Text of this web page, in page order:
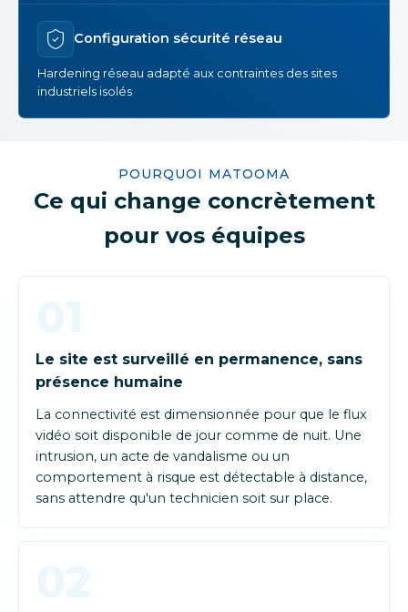
Configuration sécurité réseau
Hardening réseau adapté aux contraintes des sites
industriels isolés
POURQUOI MATOOMA
Ce qui change concrètement
pour vos équipes
Le site est surveillé en permanence, sans
présence humaine
La connectivité est dimensionnée pour que le flux
vidéo soit disponible de jour comme de nuit. Une
intrusion, un acte de vandalisme ou un
comportement à risque est détectable à distance,
sans attendre qu'un technicien soit sur place.